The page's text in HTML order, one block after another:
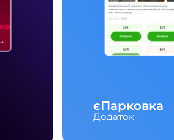
єПарковка
Додаток